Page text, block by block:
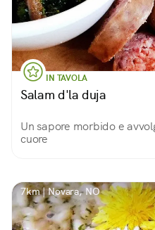
IN TAVOLA
Salam d'la duja
Un sapore morbido e
cuore
7km | Novara, NO